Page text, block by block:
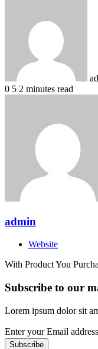
0 5 2 minutes read
admin
Website
With Product You
Subscribe to our
Lorem ipsum dolor sit
Enter your Email address